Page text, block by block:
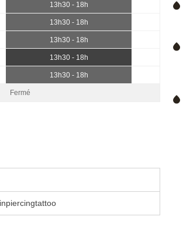
13h30 - 18h
13h30 - 18h
13h30 - 18h
13h30 - 18h
13h30 - 18h
Fermé